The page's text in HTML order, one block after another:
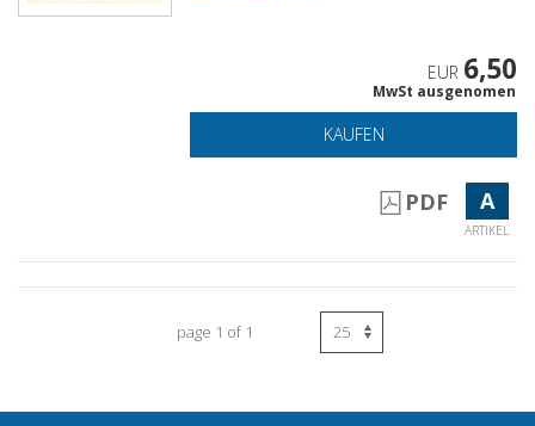
EUR 6,50
MwSt ausgenomen
KAUFEN
PDF A
ARTIKEL
page 1 of 1